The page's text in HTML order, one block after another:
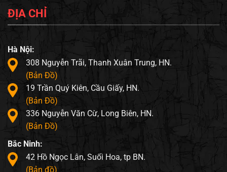
ĐỊA CHỈ
Hà Nội:
308 Nguyễn Trãi, Thanh Xuân Trung, HN.
(Bản Đồ)
19 Trần Quý Kiên, Cầu Giấy, HN.
(Bản Đồ)
336 Nguyễn Văn Cừ, Long Biên, HN.
(Bản Đồ)
Bắc Ninh:
42 Hồ Ngọc Lân, Suối Hoa, tp BN.
(Bản đồ)